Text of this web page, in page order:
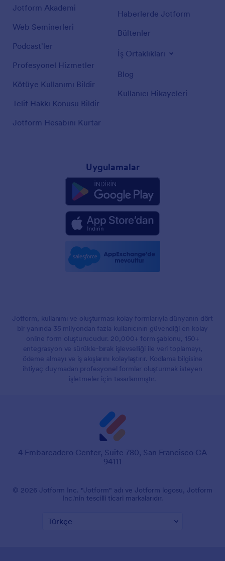
Jotform Akademi
Web Seminerleri
Podcast'ler
Profesyonel Hizmetler
Kötüye Kullanımı Bildir
Telif Hakkı Konusu Bildir
Jotform Hesabını Kurtar
Haberlerde Jotform
Bültenler
İş Ortaklıkları
Blog
Kullanıcı Hikayeleri
Uygulamalar
Jotform, kullanımı ve oluşturması kolay formlarıyla dünyanın dört
bir yanında 35 milyondan fazla kullanıcının güvendiği en kolay
online form oluşturucudur. 20,000+ form şablonu, 150+
entegrasyon ve sürükle-bırak işlevselliği ile veri toplamayı,
ödeme almayı ve iş akışlarını kolaylaştırır. Kodlama bilgisine
ihtiyaç duymadan profesyonel formlar oluşturmak isteyen
işletmeler için tasarlanmıştır.
4 Embarcadero Center, Suite 780, San Francisco CA
94111
© 2026 Jotform Inc. "Jotform" adı ve Jotform logosu, Jotform
Inc.'nin tescilli ticari markalarıdır.